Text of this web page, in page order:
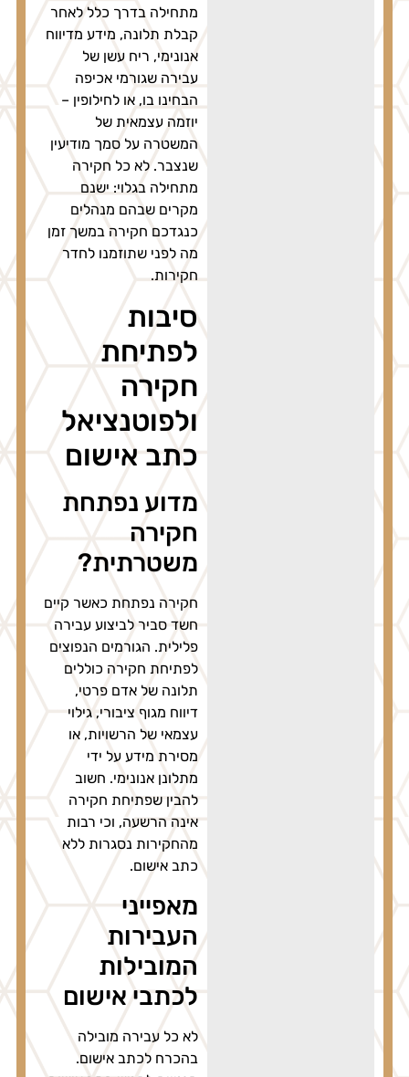
מתחילה בדרך כלל לאחר
קבלת תלונה, מידע מדיווח
אנונימי, ריח עשן של
עבירה שגורמי אכיפה
הבחינו בו, או לחילופין –
יוזמה עצמאית של
המשטרה על סמך מודיעין
שנצבר. לא כל חקירה
מתחילה בגלוי: ישנם
מקרים שבהם מנהלים
כנגדכם חקירה במשך זמן
מה לפני שתוזמנו לחדר
חקירות.
סיבות
לפתיחת
חקירה
ולפוטנציאל
כתב אישום
מדוע נפתחת
חקירה
משטרתית?
חקירה נפתחת כאשר קיים
חשד סביר לביצוע עבירה
פלילית. הגורמים הנפוצים
לפתיחת חקירה כוללים
תלונה של אדם פרטי,
דיווח מגוף ציבורי, גילוי
עצמאי של הרשויות, או
מסירת מידע על ידי
מתלונן אנונימי. חשוב
להבין שפתיחת חקירה
אינה הרשעה, וכי רבות
מהחקירות נסגרות ללא
כתב אישום.
מאפייני
העבירות
המובילות
לכתבי אישום
לא כל עבירה מובילה
בהכרח לכתב אישום.